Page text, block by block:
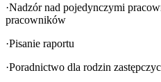
·Nadzór nad pojedynczymi
pracowników
·Pisanie raportu
·Poradnictwo dla rodzin